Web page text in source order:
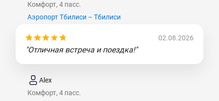
Комфорт, 4 пасс.
Аэропорт Тбилиси – Тбилиси
02.08.2026
"Отличная встреча и поездка!"
Alex
Комфорт, 4 пасс.